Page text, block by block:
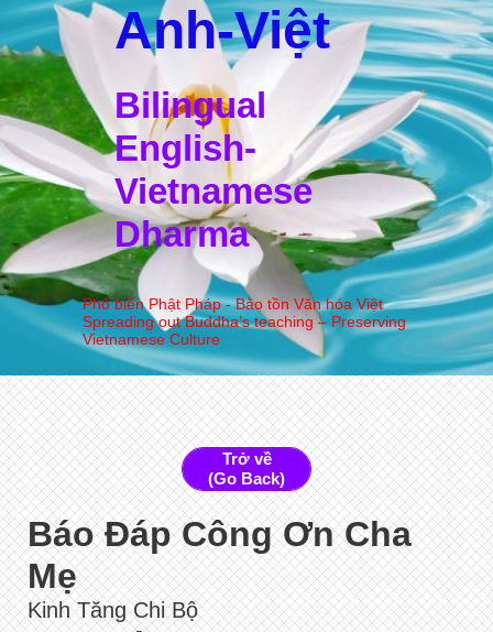
Anh-Việt
Bilingual
English-
Vietnamese
Dharma
Phổ biến Phật Pháp - Bảo tồn Văn hóa Việt
Spreading out Buddha’s teaching – Preserving
Vietnamese Culture
Trở về
(Go Back)
Báo Đáp Công Ơn Cha
Mẹ
Kinh Tăng Chi Bộ